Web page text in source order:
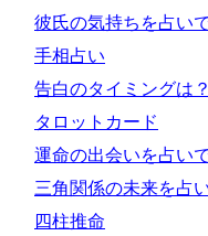
彼氏の気持ちを占い
手相占い
告白のタイミングは？
タロットカード
運命の出会いを占い
三角関係の未来を占
四柱推命